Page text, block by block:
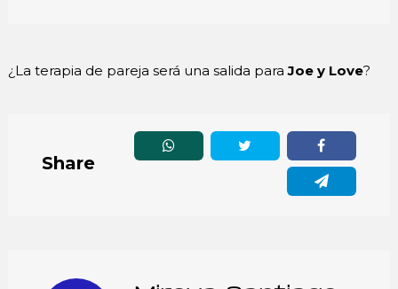
¿La terapia de pareja será una salida para Joe y Love?
Share